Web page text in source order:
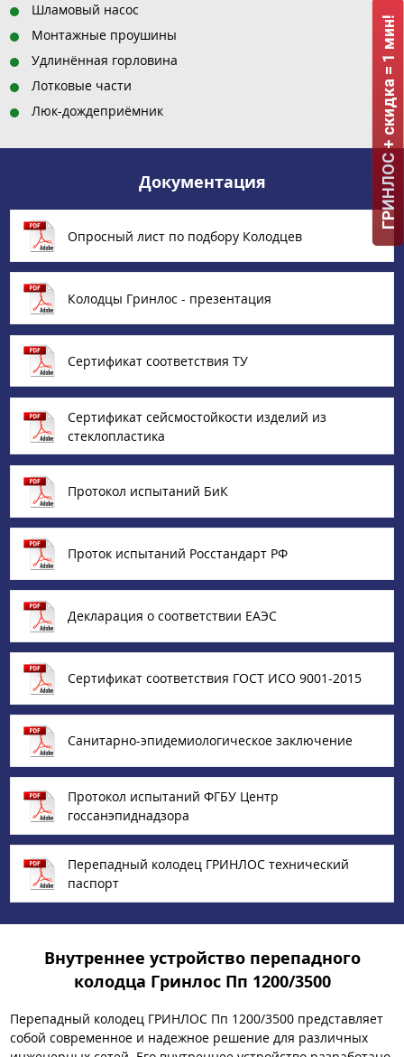
Шламовый насос
Монтажные проушины
Удлинённая горловина
Лотковые части
Люк-дождеприёмник
Документация
Опросный лист по подбору Колодцев
Колодцы Гринлос - презентация
Сертификат соответствия ТУ
Сертификат сейсмостойкости изделий из
стеклопластика
Протокол испытаний БиК
Проток испытаний Росстандарт РФ
Декларация о соответствии ЕАЭС
Сертификат соответствия ГОСТ ИСО 9001-2015
Санитарно-эпидемиологическое заключение
Протокол испытаний ФГБУ Центр
госсанэпиднадзора
Перепадный колодец ГРИНЛОС технический
паспорт
Внутреннее устройство перепадного
колодца Гринлос Пп 1200/3500
Перепадный колодец ГРИНЛОС Пп 1200/3500 представляет
собой современное и надежное решение для различных
ГРИНЛОС + скидка = 1 мин!